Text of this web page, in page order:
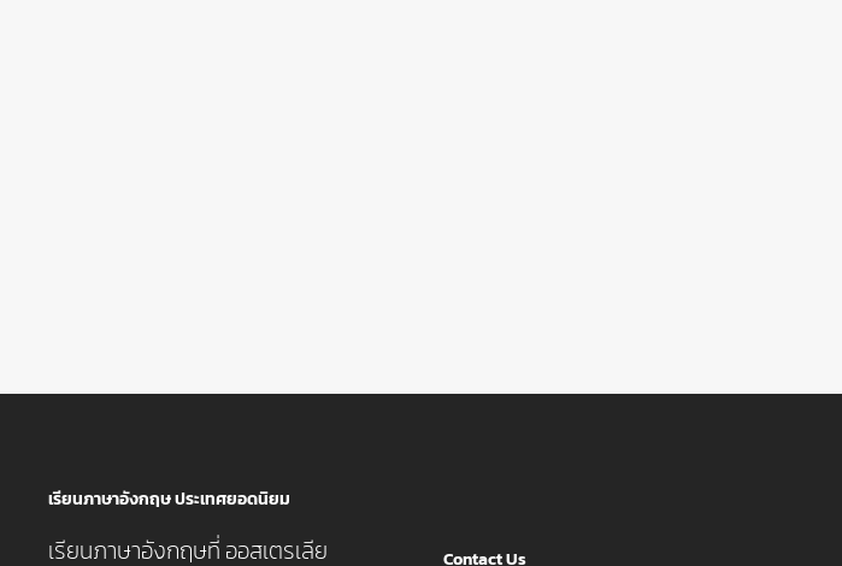
เรียนภาษาอังกฤษ ประเทศยอดนิยม
เรียนภาษาอังกฤษที่ ออสเตรเลีย Contact Us